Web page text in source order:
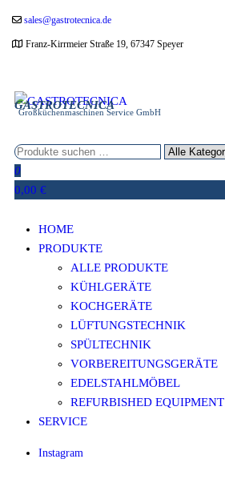
Zumsales@gastrotecnica.de
Franz-Kirrmeier Straße 19, 67347 Speyer
GASTROTECNICA
Großküchenmaschinen Service GmbH
0
0,00 €
HOME
PRODUKTE
ALLE PRODUKTE
KÜHLGERÄTE
KOCHGERÄTE
LÜFTUNGSTECHNIK
SPÜLTECHNIK
VORBEREITUNGSGERÄTE
EDELSTAHLMÖBEL
REFURBISHED EQUIPMENT
SERVICE
Instagram